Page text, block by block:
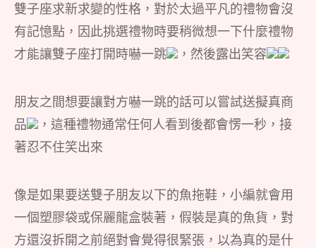
雙子座求新求變的性格，對於太過平凡的禮物會沒
有記憶點，因此挑選禮物時要稍微想一下什麼禮物
才能讓雙子座打開時嚇一跳
，然後露出笑容
朋友之間想要讓對方嚇一跳的話可以嘗試送擬真商
品
，這種禮物通常任何人看到後都會愣一秒，接
著忍不住笑出來
像是如果要送雙子朋友以下的魚拖鞋，小編就會用
一個塑膠袋或保麗龍盒裝著，假裝是真的魚貨，對
方還沒拆開之前絕對會覺得很緊張，以為真的是什